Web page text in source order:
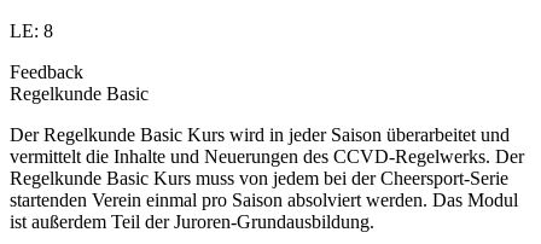
LE: 8
Feedback
Regelkunde Basic
Der Regelkunde Basic Kurs wird in jeder Saison überarbeitet und
vermittelt die Inhalte und Neuerungen des CCVD-Regelwerks. Der
Regelkunde Basic Kurs muss von jedem bei der Cheersport-Serie
startenden Verein einmal pro Saison absolviert werden. Das Modul
ist außerdem Teil der Juroren-Grundausbildung.